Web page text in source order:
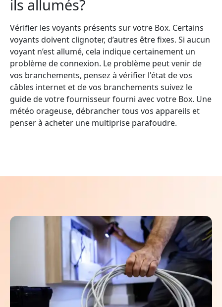
ils allumés?
Vérifier les voyants présents sur votre Box. Certains
voyants doivent clignoter, d’autres être fixes. Si aucun
voyant n’est allumé, cela indique certainement un
problème de connexion. Le problème peut venir de
vos branchements, pensez à vérifier l'état de vos
câbles internet et de vos branchements suivez le
guide de votre fournisseur fourni avec votre Box. Une
météo orageuse, débrancher tous vos appareils et
penser à acheter une multiprise parafoudre.